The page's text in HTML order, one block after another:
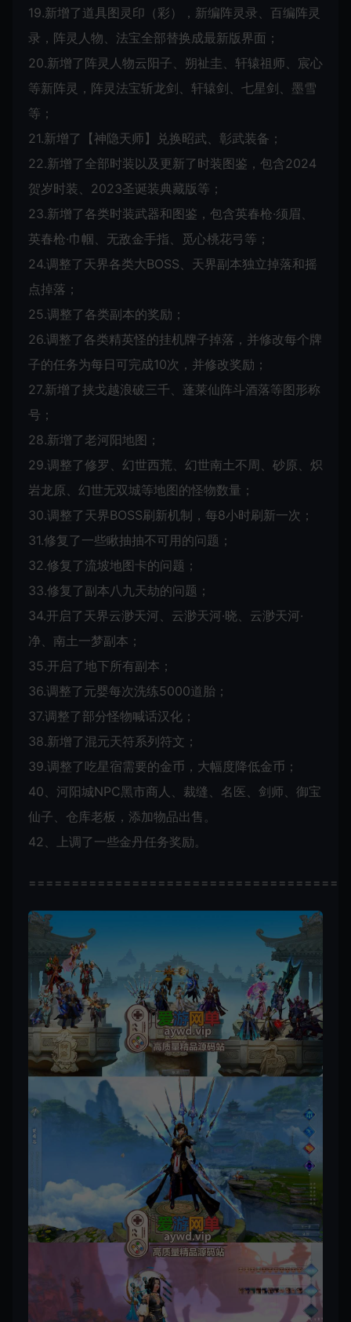
19.新增了道具图灵印（彩），新编阵灵录、百编阵灵
录，阵灵人物、法宝全部替换成最新版界面；
20.新增了阵灵人物云阳子、朔祉圭、轩辕祖师、宸心
等新阵灵，阵灵法宝斩龙剑、轩辕剑、七星剑、墨雪
等；
21.新增了【神隐天师】兑换昭武、彰武装备；
22.新增了全部时装以及更新了时装图鉴，包含2024
贺岁时装、2023圣诞装典藏版等；
23.新增了各类时装武器和图鉴，包含英春枪·须眉、
英春枪·巾帼、无敌金手指、觅心桃花弓等；
24.调整了天界各类大BOSS、天界副本独立掉落和摇
点掉落；
25.调整了各类副本的奖励；
26.调整了各类精英怪的挂机牌子掉落，并修改每个牌
子的任务为每日可完成10次，并修改奖励；
27.新增了挟戈越浪破三千、蓬莱仙阵斗酒落等图形称
号；
28.新增了老河阳地图；
29.调整了修罗、幻世西荒、幻世南土不周、砂原、炽
岩龙原、幻世无双城等地图的怪物数量；
30.调整了天界BOSS刷新机制，每8小时刷新一次；
31.修复了一些瞅抽抽不可用的问题；
32.修复了流坡地图卡的问题；
33.修复了副本八九天劫的问题；
34.开启了天界云渺天河、云渺天河·晓、云渺天河·
净、南土一梦副本；
35.开启了地下所有副本；
36.调整了元婴每次洗练5000道胎；
37.调整了部分怪物喊话汉化；
38.新增了混元天符系列符文；
39.调整了吃星宿需要的金币，大幅度降低金币；
40、河阳城NPC黑市商人、裁缝、名医、剑师、御宝
仙子、仓库老板，添加物品出售。
42、上调了一些金丹任务奖励。